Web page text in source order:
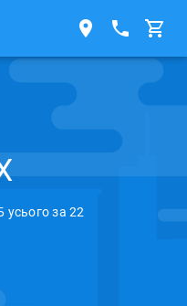
усього за 22